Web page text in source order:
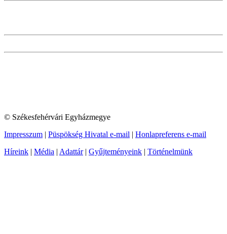
© Székesfehérvári Egyházmegye
Impresszum | Püspökség Hivatal e-mail | Honlapreferens e-mail
Híreink | Média | Adattár| Gyűjteményeink | Történelmünk